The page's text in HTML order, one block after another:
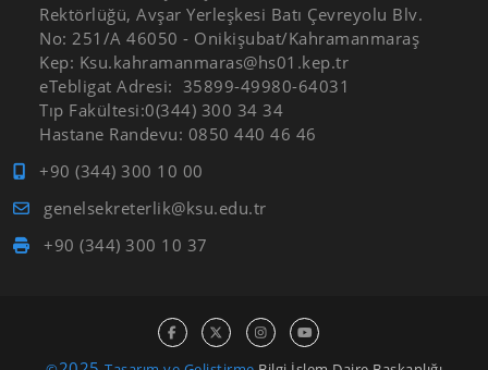
Rektörlüğü, Avşar Yerleşkesi Batı Çevreyolu Blv.
No: 251/A 46050 - Onikişubat/Kahramanmaraş
Kep: Ksu.kahramanmaras@hs01.kep.tr
eTebligat Adresi: 35899-49980-64031
Tıp Fakültesi:0(344) 300 34 34
Hastane Randevu: 0850 440 46 46
+90 (344) 300 10 00
genelsekreterlik@ksu.edu.tr
+90 (344) 300 10 37